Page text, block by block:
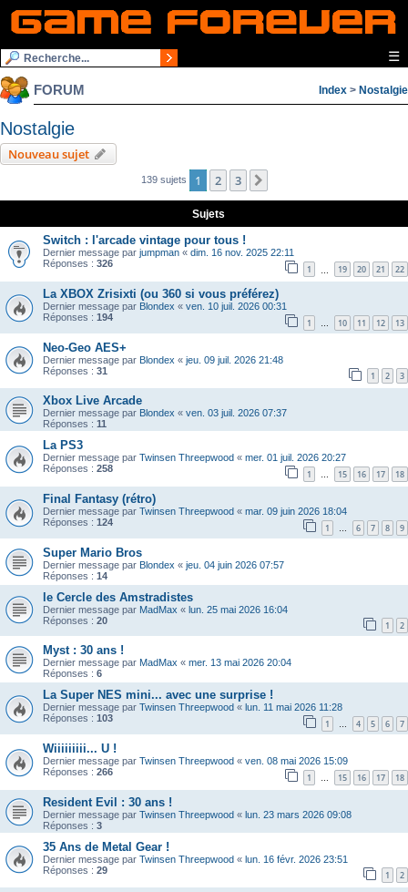
☰
FORUM Index > Nostalgie
Nostalgie
Nouveau sujet
139 sujets 1 2 3
Sujets
Switch : l'arcade vintage pour tous !
Dernier message par jumpman « dim. 16 nov. 2025 22:11
Réponses : 326 1 19 20 21 22
La XBOX Zrisixti (ou 360 si vous préférez)
Dernier message par Blondex « ven. 10 juil. 2026 00:31
Réponses : 194 1 … 10 11 12 13
Neo-Geo AES+
Dernier message par Blondex « jeu. 09 juil. 2026 21:48
Réponses : 31 1 2 3
Xbox Live Arcade
Dernier message par Blondex « ven. 03 juil. 2026 07:37
Réponses : 11
La PS3
Dernier message par Twinsen Threepwood « mer. 01 juil. 2026 20:27
Réponses : 258 1 … 15 16 17 18
Final Fantasy (rétro)
Dernier message par Twinsen Threepwood « mar. 09 juin 2026 18:04
Réponses : 124 1 … 6 7 8 9
Super Mario Bros
Dernier message par Blondex « jeu. 04 juin 2026 07:57
Réponses : 14
le Cercle des Amstradistes
Dernier message par MadMax « lun. 25 mai 2026 16:04
Réponses : 20 1 2
Myst : 30 ans !
Dernier message par MadMax « mer. 13 mai 2026 20:04
Réponses : 6
La Super NES mini... avec une surprise !
Dernier message par Twinsen Threepwood « lun. 11 mai 2026 11:28
Réponses : 103 1 … 4 5 6 7
Wiiiiiiiii... U !
Dernier message par Twinsen Threepwood « ven. 08 mai 2026 15:09
Réponses : 266 1 … 15 16 17 18
Resident Evil : 30 ans !
Dernier message par Twinsen Threepwood « lun. 23 mars 2026 09:08
Réponses : 3
35 Ans de Metal Gear !
Dernier message par Twinsen Threepwood « lun. 16 févr. 2026 23:51
Réponses : 29 1 2